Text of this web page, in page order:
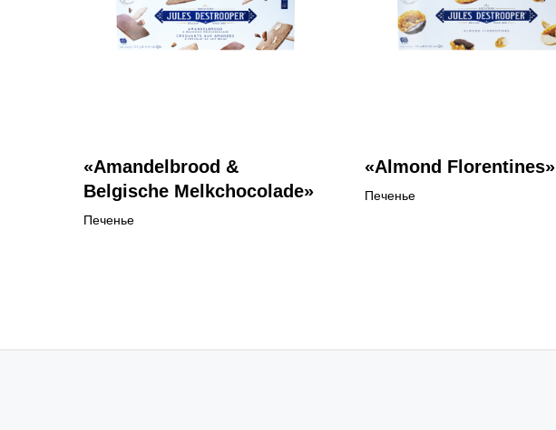
«Amandelbrood &
Belgische Melkchocolade»
Печенье
«Almond Florentines»
Печенье